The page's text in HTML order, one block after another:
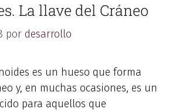
La llave del Cráneo
por desarrollo
es un hueso que forma
y, en muchas ocasiones, es un
para aquellos que